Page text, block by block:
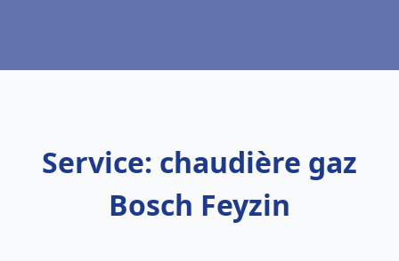
Service: chaudière gaz
Bosch Feyzin